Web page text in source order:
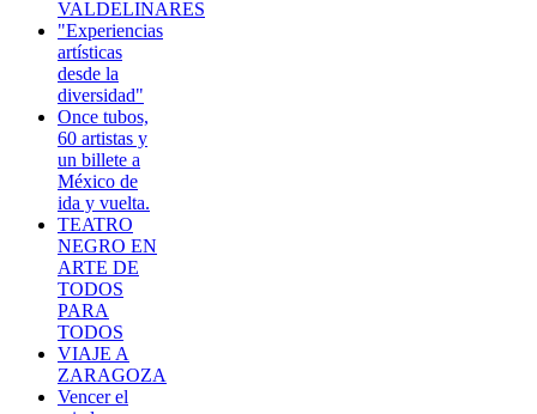
VALDELINARES
"Experiencias
artísticas
desde la
diversidad"
Once tubos,
60 artistas y
un billete a
México de
ida y vuelta.
TEATRO
NEGRO EN
ARTE DE
TODOS
PARA
TODOS
VIAJE A
ZARAGOZA
Vencer el